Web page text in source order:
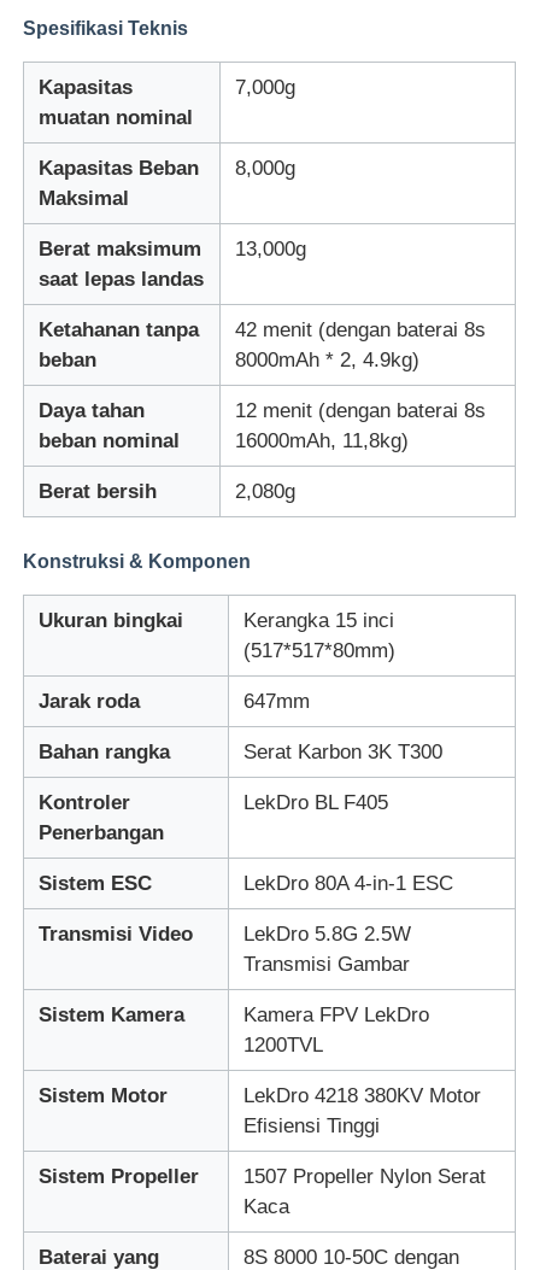
Drone Penyemprotan Pertanian
Drone FPV
Perangkat anti drone
teropong pencitraan termal
Pengukur Jarak Laser
Spesifikasi Teknis
Kapasitas
muatan nominal
7,000g
Kapasitas Beban
Maksimal
8,000g
Berat maksimum
saat lepas landas
13,000g
Ketahanan tanpa
beban
42 menit (dengan baterai 8s
8000mAh * 2, 4.9kg)
Daya tahan
beban nominal
12 menit (dengan baterai 8s
16000mAh, 11,8kg)
Berat bersih 2,080g
Konstruksi & Komponen
Ukuran bingkai
Kerangka 15 inci
(517*517*80mm)
Jarak roda 647mm
Bahan rangka Serat Karbon 3K T300
Kontroler
Penerbangan
LekDro BL F405
Sistem ESC LekDro 80A 4-in-1 ESC
Transmisi Video
LekDro 5.8G 2.5W
Transmisi Gambar
Sistem Kamera
Kamera FPV LekDro
1200TVL
Sistem Motor
LekDro 4218 380KV Motor
Efisiensi Tinggi
Sistem Propeller
1507 Propeller Nylon Serat
Kaca
Baterai yang
8S 8000 10-50C dengan